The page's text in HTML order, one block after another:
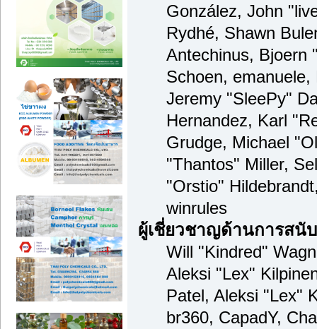
González, John
Rydhé, Shawn
Antechinus, Bjoern
Schoen,
Jeremy "SleePy"
Hernandez, Karl
Grudge, Michael
"Thantos" Miller,
"Orstio"
winrules
ผู้เชี่ยวชาญด้านการสนั
Will "Kindred"
Aleksi "Lex"
Patel, Aleksi "Lex"
br360, CapadY,